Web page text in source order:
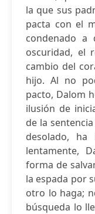
la que sus
pacta con el
condenado a
oscuridad, el
cambio del
hijo. Al no
pacto, Dalom
ilusión de
de la
desolado, ha
lentamente,
forma de
la espada por
otro lo haga;
búsqueda lo